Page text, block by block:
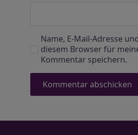
Name, E-Mail-Adresse
diesem Browser für
Kommentar speichern.